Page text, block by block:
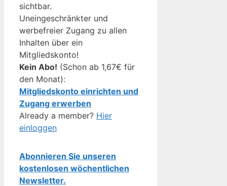
sichtbar.
Uneingeschränkter und
werbefreier Zugang zu allen
Inhalten über ein
Mitgliedskonto!
Kein Abo! (Schon ab 1,67€ für
den Monat):
Mitgliedskonto einrichten und
Zugang erwerben
Already a member? Hier
einloggen
Abonnieren Sie unseren
kostenlosen wöchentlichen
Newsletter.